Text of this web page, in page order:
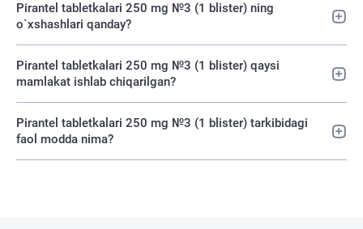
Pirantel tabletkalari 250 mg №3 (1 blister) ning
o`xshashlari qanday?
Pirantel tabletkalari 250 mg №3 (1 blister) qaysi
mamlakat ishlab chiqarilgan?
Pirantel tabletkalari 250 mg №3 (1 blister) tarkibidagi
faol modda nima?